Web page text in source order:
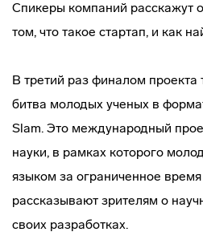
Спикеры компаний расскажут
том, что такое стартап, и как
В третий раз финалом проекта
битва молодых ученых в
Slam. Это международный
науки, в рамках которого
языком за ограниченное
рассказывают зрителям о
своих разработках.